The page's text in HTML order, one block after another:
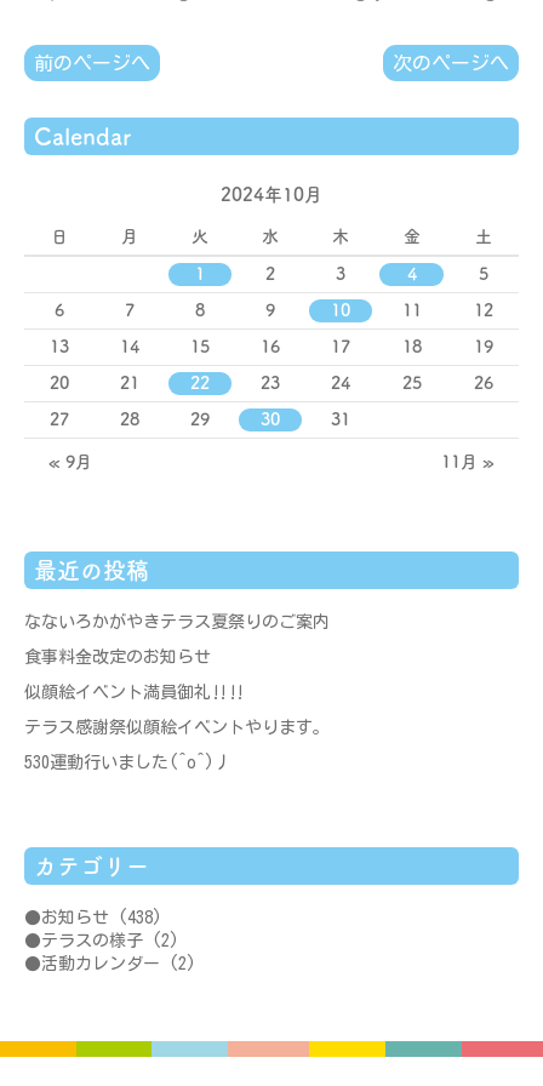
前のページへ 次のページへ
Calendar
2024年10月
日 月 火 水 木 金 土
1 2 3 4 5
6 7 8 9 10 11 12
13 14 15 16 17 18 19
20 21 22 23 24 25 26
27 28 29 30 31
« 9月 11月 »
最近の投稿
なないろかがやきテラス夏祭りのご案内
食事料金改定のお知らせ
似顔絵イベント満員御礼‼‼
テラス感謝祭似顔絵イベントやります。
530運動行いました(^o^)丿
カテゴリー
お知らせ (438)
テラスの様子 (2)
活動カレンダー (2)